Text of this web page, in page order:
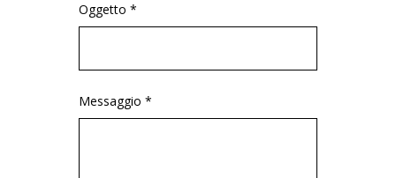
Oggetto *
Messaggio *